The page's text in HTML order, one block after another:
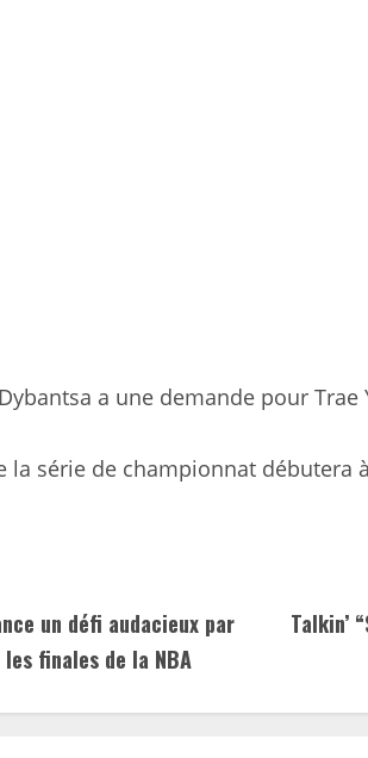
a une demande pour
la série de championnat débutera
un défi audacieux par
finales de la NBA
Talkin’